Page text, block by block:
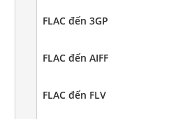
FLAC đến 3GP
FLAC đến AIFF
FLAC đến FLV